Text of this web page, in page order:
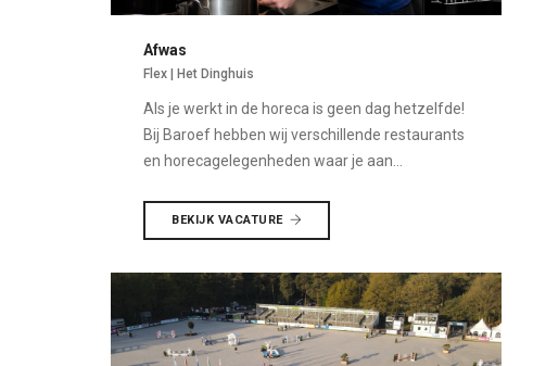
Afwas
Flex | Het Dinghuis
Als je werkt in de horeca is geen dag hetzelfde!
Bij Baroef hebben wij verschillende restaurants
en horecagelegenheden waar je aan...
BEKIJK VACATURE